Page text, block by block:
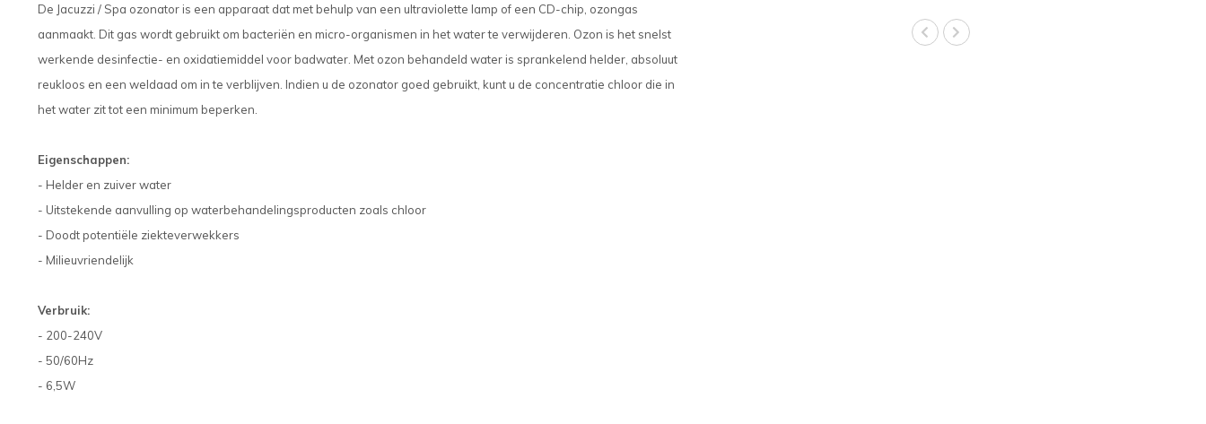
De Jacuzzi / Spa ozonator is een apparaat dat met behulp van een ultraviolette lamp of een CD-chip, ozongas
aanmaakt. Dit gas wordt gebruikt om bacteriën en micro-organismen in het water te verwijderen. Ozon is het snelst
werkende desinfectie- en oxidatiemiddel voor badwater. Met ozon behandeld water is sprankelend helder, absoluut
reukloos en een weldaad om in te verblijven. Indien u de ozonator goed gebruikt, kunt u de concentratie chloor die in
het water zit tot een minimum beperken.
Eigenschappen:
- Helder en zuiver water
- Uitstekende aanvulling op waterbehandelingsproducten zoals chloor
- Doodt potentiële ziekteverwekkers
- Milieuvriendelijk
Verbruik:
- 200-240V
- 50/60Hz
- 6,5W